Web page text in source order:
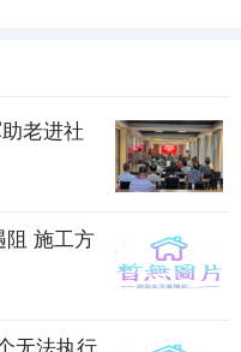
老进社
阻 施工方